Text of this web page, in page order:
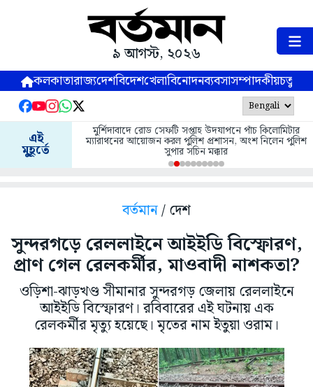
৯ আগস্ট, ২০২৬
কলকাতারাজ্যদেশবিদেশখেলাবিনোদনব্যবসাসম্পাদকীয়
এই
মুহূর্তে
মুর্শিদাবাদে রোড সেফটি সপ্তাহ উদযাপনে পাঁচ কিলোমিটার
ম্যারাথনের আয়োজন করল পুলিশ প্রশাসন, অংশ নিলেন পুলিশ
সুপার সচিন মক্কার
বর্তমান/ দেশ
সুন্দরগড়ে রেললাইনে আইইডি বিস্ফোরণ,
প্রাণ গেল রেলকর্মীর, মাওবাদী নাশকতা?
ওড়িশা-ঝাড়খণ্ড সীমানার সুন্দরগড় জেলায় রেললাইনে
আইইডি বিস্ফোরণ। রবিবারের এই ঘটনায় এক
রেলকর্মীর মৃত্যু হয়েছে। মৃতের নাম ইতুয়া ওরাম।